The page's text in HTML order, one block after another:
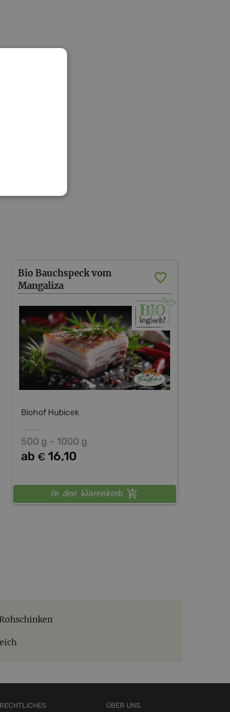
Bio Bauchspeck vom
Mangaliza
Biohof Hubicek
500 g - 1000 g
ab € 16,10
In den Warenkorb
RECHTLICHES ÜBER UNS